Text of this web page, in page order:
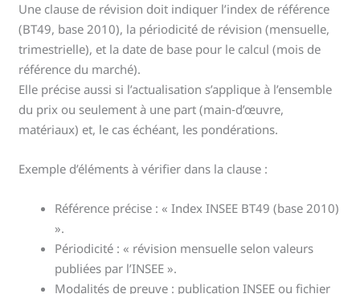
Une clause de révision doit indiquer l’index de référence
(BT49, base 2010), la périodicité de révision (mensuelle,
trimestrielle), et la date de base pour le calcul (mois de
référence du marché).
Elle précise aussi si l’actualisation s’applique à l’ensemble
du prix ou seulement à une part (main‑d’œuvre,
matériaux) et, le cas échéant, les pondérations.
Exemple d’éléments à vérifier dans la clause :
Référence précise : « Index INSEE BT49 (base 2010)
».
Périodicité : « révision mensuelle selon valeurs
publiées par l’INSEE ».
Modalités de preuve : publication INSEE ou fichier